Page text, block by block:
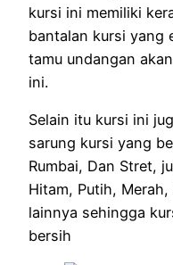
kursi ini memiliki
bantalan kursi yang
tamu undangan
ini.
Selain itu kursi ini
sarung kursi yang
Rumbai, Dan Stret,
Hitam, Putih,
lainnya sehingga
bersih